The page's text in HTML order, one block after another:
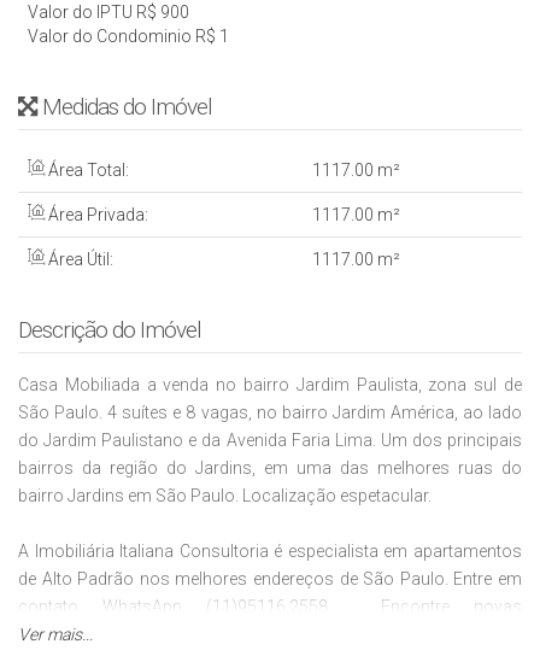
Valor do IPTU R$ 900
Valor do Condominio R$ 1
Medidas do Imóvel
Área Total: 1117.00 m²
Área Privada: 1117.00 m²
Área Útil: 1117.00 m²
Descrição do Imóvel
Casa Mobiliada a venda no bairro Jardim Paulista, zona sul de
São Paulo. 4 suítes e 8 vagas, no bairro Jardim América, ao lado
do Jardim Paulistano e da Avenida Faria Lima. Um dos principais
bairros da região do Jardins, em uma das melhores ruas do
bairro Jardins em São Paulo. Localização espetacular.
A Imobiliária Italiana Consultoria é especialista em apartamentos
de Alto Padrão nos melhores endereços de São Paulo. Entre em
contato WhatsApp (11)95116.2558. Encontre novas
oportunidades no nosso Instagram @Italianaconsultoria.
Ver mais...